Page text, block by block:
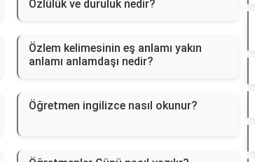
Özlülük ve duruluk nedir?
Özlem kelimesinin eş anlamı yakın
anlamı anlamdaşı nedir?
Öğretmen ingilizce nasıl okunur?